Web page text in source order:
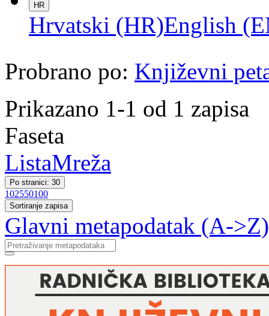
HR
Hrvatski (HR)English
Probrano po: Književni
Prikazano 1-1 od 1 zapisa
Faseta
ListaMreža
Po stranici: 30
102550100
Sortiranje zapisa
Glavni metapodatak (A->Z)